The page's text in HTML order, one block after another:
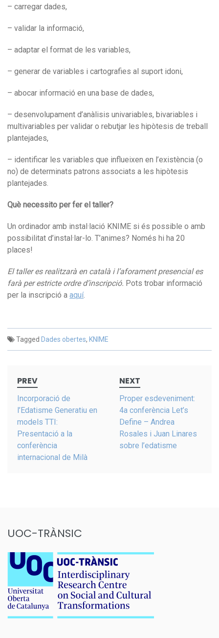
– carregar dades,
– validar la informació,
– adaptar el format de les variables,
– generar de variables i cartografies al suport idoni,
– abocar informació en una base de dades,
– desenvolupament d’anàlisis univariables, bivariables i
multivariables per validar o rebutjar les hipòtesis de treball
plantejades,
– identificar les variables que influeixen en l’existència (o
no) de determinats patrons associats a les hipòtesis
plantejades.
Què necessito per fer el taller?
Un ordinador amb instal·lació KNIME si és possible o amb
possibilitat d’instal·lar-lo. T’animes? Només hi ha 20
places!
El taller es realitzarà en català i l’aforament presencial es
farà per estricte ordre d’inscripció. Pots trobar informació
per la inscripció a aquí.
Tagged Dades obertes, KNIME
navigation
PREV
Incorporació de
l’Edatisme Generatiu en
models TTI:
Presentació a la
conferència
internacional de Milà
NEXT
Proper esdeveniment:
4a conferència Let’s
Define – Andrea
Rosales i Juan Linares
sobre l’edatisme
UOC-TRÀNSIC